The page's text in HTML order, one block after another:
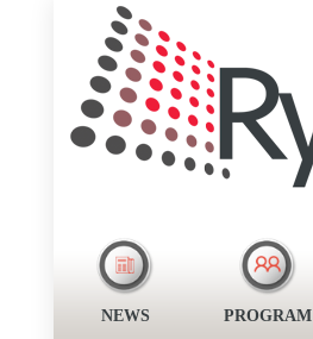
NEWS PROGRAM